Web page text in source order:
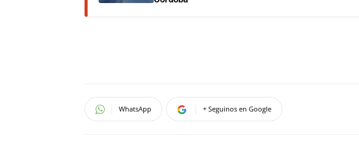
WhatsApp + Seguinos en Google